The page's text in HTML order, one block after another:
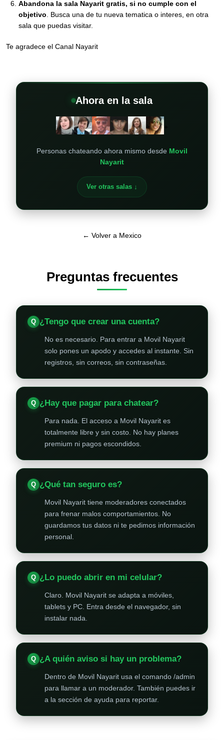
Abandona la sala Nayarit gratis, si no cumple con el
objetivo . Busca una de tu nueva tematica o interes, en otra
sala que puedas visitar.
Te agradece el Canal Nayarit
Ahora en la sala
Personas chateando ahora mismo desde Movil
Nayarit
Ver otras salas ↓
← Volver a Mexico
Preguntas frecuentes
¿Tengo que crear una cuenta?
No es necesario. Para entrar a Movil Nayarit
solo pones un apodo y accedes al instante. Sin
registros, sin correos, sin contraseñas.
¿Hay que pagar para chatear?
Para nada. El acceso a Movil Nayarit es
totalmente libre y sin costo. No hay planes
premium ni pagos escondidos.
¿Qué tan seguro es?
Movil Nayarit tiene moderadores conectados
para frenar malos comportamientos. No
guardamos tus datos ni te pedimos información
personal.
¿Lo puedo abrir en mi celular?
Claro. Movil Nayarit se adapta a móviles,
tablets y PC. Entra desde el navegador, sin
instalar nada.
¿A quién aviso si hay un problema?
Dentro de Movil Nayarit usa el comando /admin
para llamar a un moderador. También puedes ir
a la sección de ayuda para reportar.